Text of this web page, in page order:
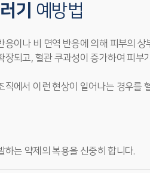
기 예방법
응이나 비 면역 반응에 의해 피부의 상
장되고, 혈관 쿠과성이 증가하여 피부
직에서 이런 현상이 일어나는 경우를
하는 약제의 복용을 신중히 합니다.